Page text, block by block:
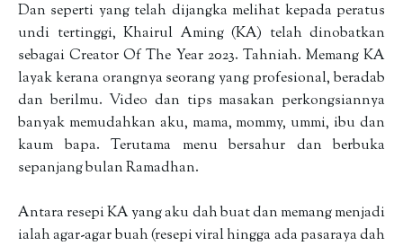
Dan seperti yang telah dijangka melihat kepada peratus
undi tertinggi, Khairul Aming (KA) telah dinobatkan
sebagai Creator Of The Year 2023. Tahniah. Memang KA
layak kerana orangnya seorang yang profesional, beradab
dan berilmu. Video dan tips masakan perkongsiannya
banyak memudahkan aku, mama, mommy, ummi, ibu dan
kaum bapa. Terutama menu bersahur dan berbuka
sepanjang bulan Ramadhan.
Antara resepi KA yang aku dah buat dan memang menjadi
ialah agar-agar buah (resepi viral hingga ada pasaraya dah